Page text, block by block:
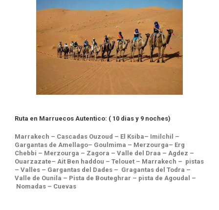
Ruta en Marruecos Autentico: ( 10 dias y 9 noches)
Marrakech – Cascadas Ouzoud – El Ksiba– Imilchil –
Gargantas de Amellago– Goulmima – Merzourga– Erg
Chebbi – Merzourga – Zagora – Valle del Draa – Agdez –
Ouarzazate– Ait Ben haddou – Telouet – Marrakech – pistas
– Valles – Gargantas del Dades – Gragantas del Todra –
Valle de Ounila – Pista de Bouteghrar – pista de Agoudal –
Nomadas – Cuevas